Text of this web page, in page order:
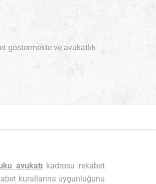
göstermekte ve avukatlık
avukatıkadrosu rekabet
kurallarına uygunluğunu